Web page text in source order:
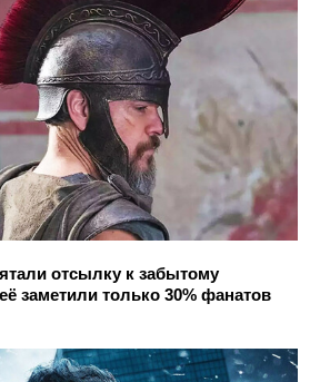
отсылку к забытому
заметили только 30% фанатов